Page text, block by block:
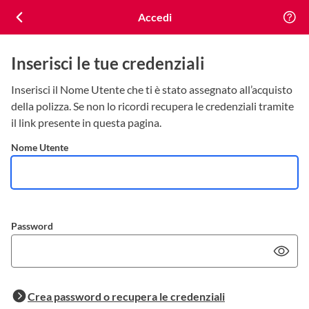
Accedi
Nome Utente
Password
Crea password o recupera le credenziali